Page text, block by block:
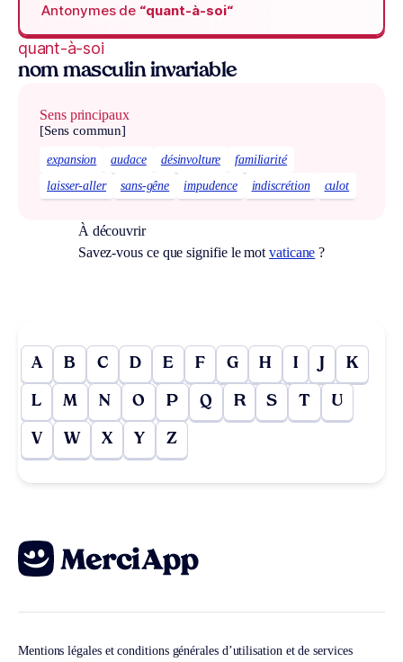
Antonymes de “quant-à-soi“
quant-à-soi
nom masculin invariable
Sens principaux
[Sens commun]
expansion audace désinvolture
familiarité
laisser-aller
sans-gêne impudence indiscrétion culot
À découvrir
Savez-vous ce que signifie le motvaticane ?
A B C D E F G H I J K
L M N O P Q R S T U
V W X Y Z
Mentions légales et conditions générales d’utilisation et de services